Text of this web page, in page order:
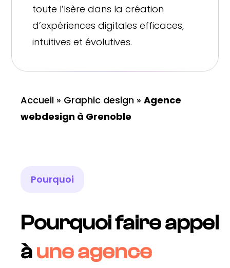
toute l’Isère dans la création
d’expériences digitales efficaces,
intuitives et évolutives.
Accueil » Graphic design » Agence
webdesign à Grenoble
Pourquoi
Pourquoi faire appel
àune agence